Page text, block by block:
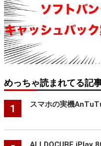
めっちゃ読まれてる記
1 スマホの実機